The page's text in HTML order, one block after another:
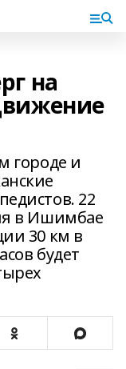
на
городе и
22
в Ишимбае
30 км в
будет